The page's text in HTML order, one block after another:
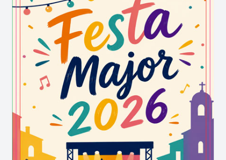
A banda de la gresca nocturna, et demanaràs com
es clou aquesta setmana tan intensa a La
Fatarella per als diferents col·lectius de la
població. Els darrers dies de la celebració es
dediquen exclusivament a les activitats
d'entreteniment de la mainada i a homenatjar
amb respecte la gent gran de la nostra comunitat,
assegurant una gran cohesió social i una diversió
compartida per totes les edats. Participar
activament de tots els actes de la vila és la millor
manera de descobrir el cor bategant d'aquest